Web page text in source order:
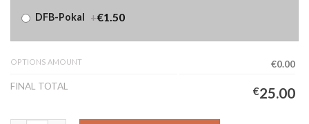
DFB-Pokal +€1.50
OPTIONS AMOUNT
€0.00
FINAL TOTAL
€25.00